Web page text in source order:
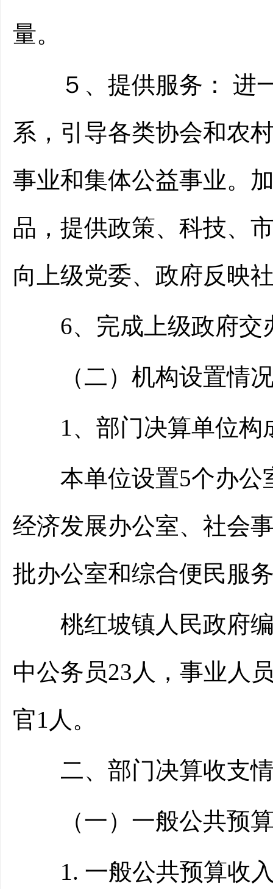
量。
５、提供服务： 进一
系，引导各类协会和农
事业和集体公益事业。
品，提供政策、科技、
向上级党委、政府反映
6、完成上级政府交
（二）机构设置情
1、部门决算单位构
本单位设置5个办公
经济发展办公室、社会
批办公室和综合便民服
桃红坡镇人民政府编
中公务员23人，事业人
官1人。
二、部门决算收支
（一）一般公共预算
1. 一般公共预算收